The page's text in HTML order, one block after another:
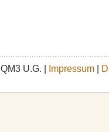
QM3 U.G. | Impressum